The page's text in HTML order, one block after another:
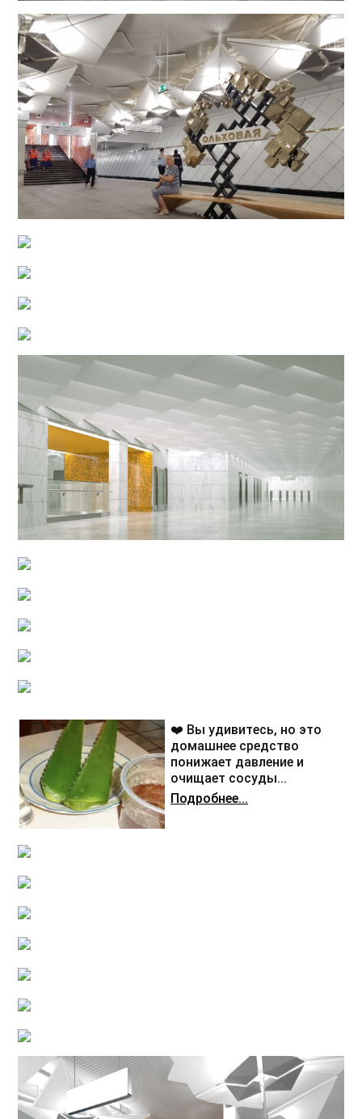
❤️ Вы удивитесь, но это
домашнее средство
понижает давление и
очищает сосуды...
Подробнее...